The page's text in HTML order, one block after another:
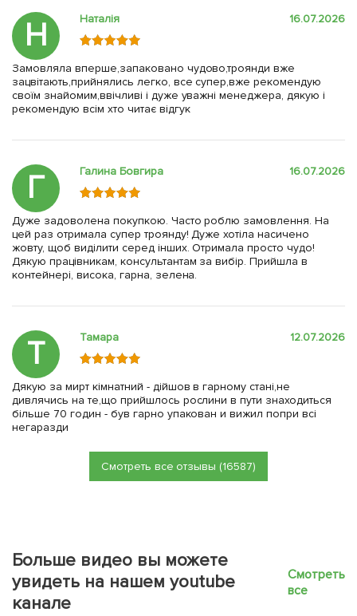
Н Наталія 16.07.2026
Замовляла вперше,запаковано чудово,троянди вже
зацвітають,прийнялись легко, все супер,вже рекомендую
своїм знайомим,ввічливі і дуже уважні менеджера, дякую і
рекомендую всім хто читає відгук
Г Галина Бовгира 16.07.2026
Дуже задоволена покупкою. Часто роблю замовлення. На
цей раз отримала супер троянду! Дуже хотіла насичено
жовту, щоб виділити серед інших. Отримала просто чудо!
Дякую працівникам, консультантам за вибір. Прийшла в
контейнері, висока, гарна, зелена.
Т Тамара 12.07.2026
Дякую за мирт кімнатний - дійшов в гарному стані,не
дивлячись на те,що прийшлось рослини в пути знаходиться
більше 70 годин - був гарно упакован и вижил попри всі
негаразди
Смотреть все отзывы (16587)
Больше видео вы можете
увидеть на нашем youtube
канале
Смотреть
все